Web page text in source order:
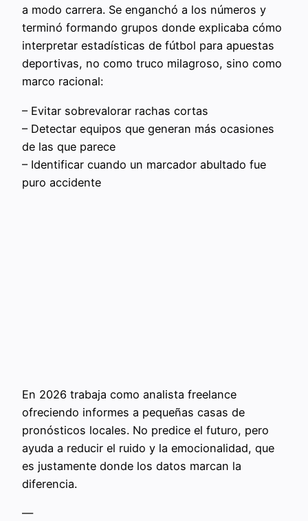
a modo carrera. Se enganchó a los números y
terminó formando grupos donde explicaba cómo
interpretar estadísticas de fútbol para apuestas
deportivas, no como truco milagroso, sino como
marco racional:
– Evitar sobrevalorar rachas cortas
– Detectar equipos que generan más ocasiones
de las que parece
– Identificar cuando un marcador abultado fue
puro accidente
En 2026 trabaja como analista freelance
ofreciendo informes a pequeñas casas de
pronósticos locales. No predice el futuro, pero
ayuda a reducir el ruido y la emocionalidad, que
es justamente donde los datos marcan la
diferencia.
—